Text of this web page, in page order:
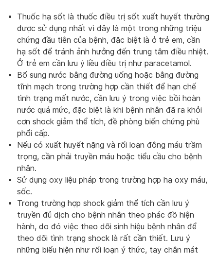
Thuốc hạ sốt là thuốc điều trị sốt xuất huyết thường
được sử dụng nhất vì đây là một trong những triệu
chứng đầu tiên của bệnh, đặc biệt là ở trẻ em, cần
hạ sốt để tránh ảnh hưởng đến trung tâm điều nhiệt.
Ở trẻ em cần lưu ý liều điều trị như paracetamol.
Bổ sung nước bằng đường uống hoặc bằng đường
tĩnh mạch trong trường hợp cần thiết để hạn chế
tình trạng mất nước, cần lưu ý trong việc bồi hoàn
nước quá mức, đặc biệt là khi bệnh nhân đã ra khỏi
cơn shock giảm thể tích, đề phòng biến chứng phù
phổi cấp.
Nếu có xuất huyết nặng và rối loạn đông máu trầm
trọng, cần phải truyền máu hoặc tiểu cầu cho bệnh
nhân.
Sử dụng oxy liệu pháp trong trường hợp hạ oxy máu,
sốc.
Trong trường hợp shock giảm thể tích cần lưu ý
truyền đủ dịch cho bệnh nhân theo phác đồ hiện
hành, do đó việc theo dõi sinh hiệu bệnh nhân để
theo dõi tình trạng shock là rất cần thiết. Lưu ý
những biểu hiện như rối loạn ý thức, tay chân mát